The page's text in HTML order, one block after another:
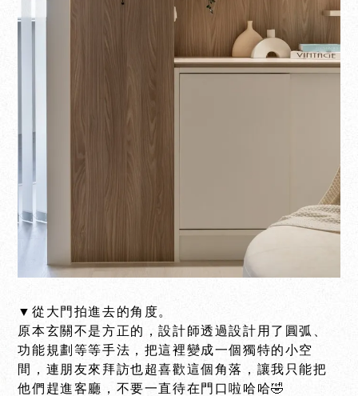
▼從大門拍進去的角度。
原本玄關不是方正的，設計師透過設計用了圓弧、
功能規劃等等手法，把這裡變成一個獨特的小空
間，連朋友來拜訪也超喜歡這個角落，讓我只能把
他們趕進客廳，不要一直待在門口啦哈哈🤣